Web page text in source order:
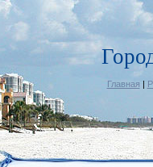
Главная |